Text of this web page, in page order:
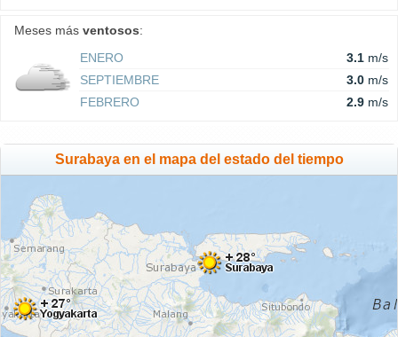
Meses más ventosos:
ENERO
3.1 m/s
SEPTIEMBRE
3.0 m/s
FEBRERO
2.9 m/s
Surabaya en el mapa del estado del tiempo